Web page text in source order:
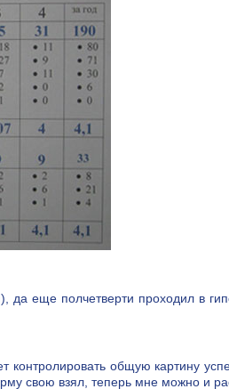
еще полчетверти проходил в
контролировать общую картину
свою взял, теперь мне можно и